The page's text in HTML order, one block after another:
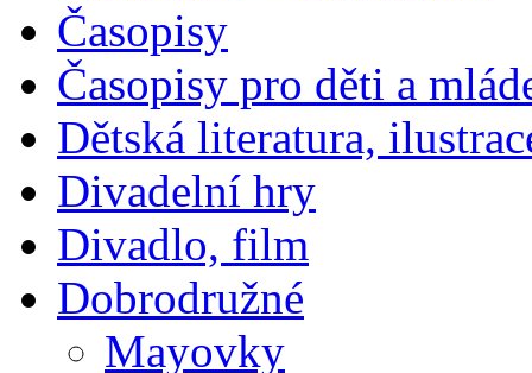
Časopisy
Časopisy pro děti a
Dětská literatura,
Divadelní hry
Divadlo, film
Dobrodružné
Mayovky